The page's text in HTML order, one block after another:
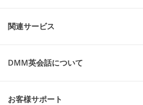
関連サービス
DMM英会話について
お客様サポート